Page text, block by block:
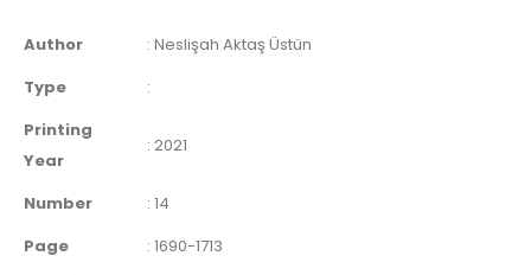
Author : Neslişah Aktaş Üstün
Type
:
Printing
Year
: 2021
Number : 14
Page
: 1690-1713